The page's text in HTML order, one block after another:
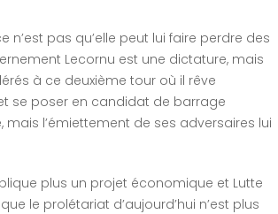
n’est pas qu’elle peut lui faire perdre des
Lecornu est une dictature, mais
à ce deuxième tour où il rêve
se poser en candidat de barrage
mais l’émiettement de ses adversaires lui
plus un projet économique et Lutte
le prolétariat d’aujourd’hui n’est plus